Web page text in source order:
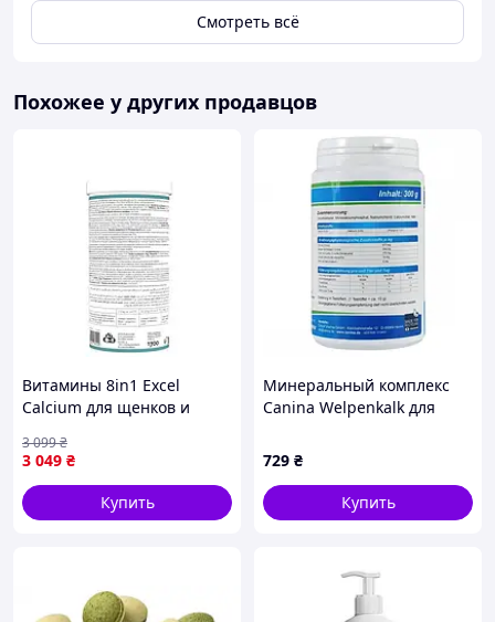
Смотреть всё
Похожее у других продавцов
Витамины 8in1 Excel
Calcium для щенков и
костей кальций 1700 шт
(661832)
3 049 ₴
3 099₴
Купить
Минеральный комплекс
Canina Welpenkalk для
порошок 300 г (120703
AD_pause)
729 ₴
Купить